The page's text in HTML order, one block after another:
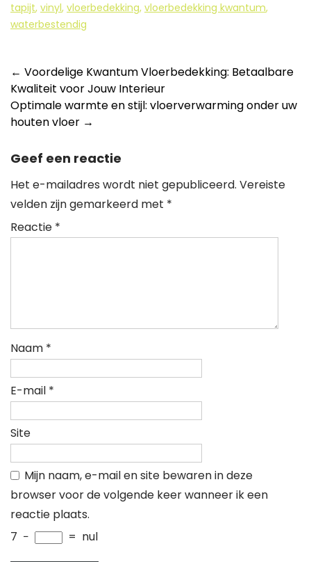
tapijt, vinyl, vloerbedekking, vloerbedekking kwantum,
waterbestendig
Berichtnavigatie
← Voordelige Kwantum Vloerbedekking: Betaalbare
Kwaliteit voor Jouw Interieur
Optimale warmte en stijl: vloerverwarming onder uw
houten vloer →
Geef een reactie
Het e-mailadres wordt niet gepubliceerd. Vereiste
velden zijn gemarkeerd met *
Reactie *
Naam *
E-mail *
Site
Mijn naam, e-mail en site bewaren in deze
browser voor de volgende keer wanneer ik een
reactie plaats.
7 − = nul